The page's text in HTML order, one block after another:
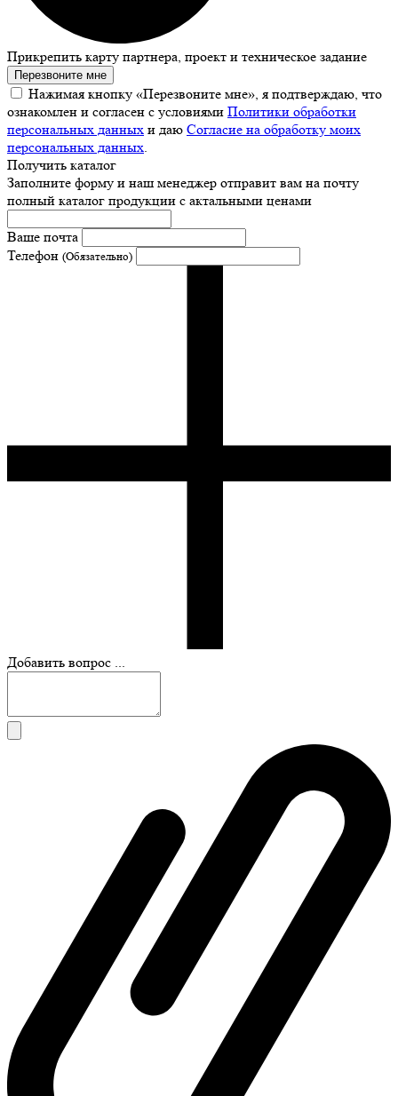
Прикрепить карту партнера, проект и техническое задание
Перезвоните мне
Нажимая кнопку «Перезвоните мне», я подтверждаю, что
ознакомлен и согласен с условиями Политики обработки
персональных данных и даю Согласие на обработку моих
персональных данных.
Получить каталог
Заполните форму и наш менеджер отправит вам на почту
полный каталог продукции с актальными ценами
Ваше почта
Телефон (Обязательно)
Добавить вопрос ...